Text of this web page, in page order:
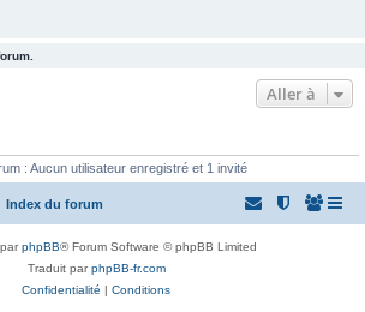
Aller à
: Aucun utilisateur enregistré et 1 invité
Index du forum
phpBB® Forum Software © phpBB Limited
Traduit parphpBB-fr.com
Confidentialité | Conditions